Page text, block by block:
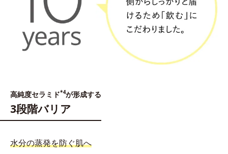
高純度セラミド*4が形成する
3段階バリア
水分の蒸発を防ぐ肌へ